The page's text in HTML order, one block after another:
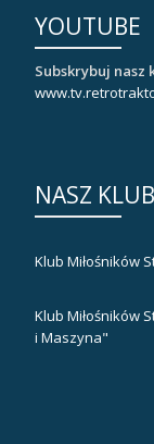
YOUTUBE
Subskrybuj nasz
NASZ KLUB
Klub Miłośników
Klub Miłośników
i Maszyna"